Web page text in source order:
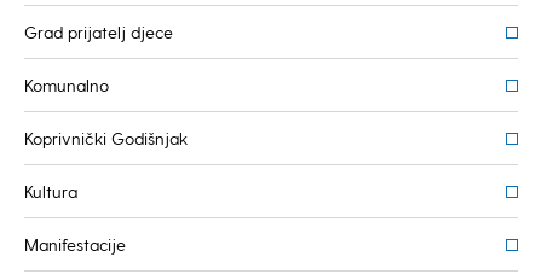
Grad prijatelj djece
Komunalno
Koprivnički Godišnjak
Kultura
Manifestacije